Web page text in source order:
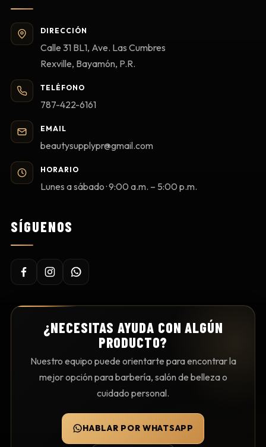
DIRECCIÓN
Calle 31 BL1, Ave. Las Cumbres
Rexville, Bayamón, P.R.
TELÉFONO
787-422-6161
EMAIL
beautysupplypr@gmail.com
HORARIO
Lunes a sábado · 9:00 a.m. – 5:00 p.m.
SÍGUENOS
¿NECESITAS AYUDA CON ALGÚN
PRODUCTO?
Nuestro equipo puede orientarte para encontrar la
mejor opción para barbería, salón de belleza o
cuidado personal.
HABLAR POR WHATSAPP